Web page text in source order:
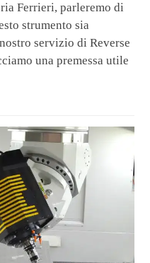
Ferrieri, parleremo di
strumento sia
servizio di Reverse
una premessa utile